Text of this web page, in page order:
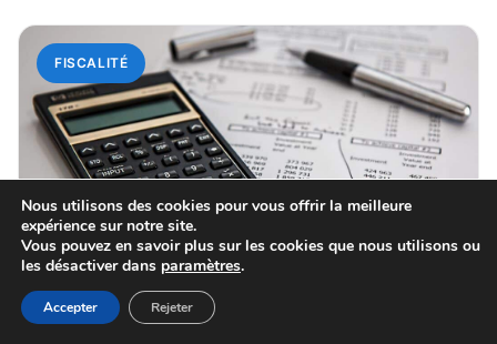
FISCALITÉ
14 juin 2026
Déclaration bnc : comprendre les étapes
Nous utilisons des cookies pour vous offrir la meilleure
expérience sur notre site.
Vous pouvez en savoir plus sur les cookies que nous utilisons ou
les désactiver dans paramètres.
Accepter Rejeter